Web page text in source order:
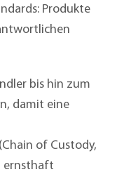
Produkte
bis hin zum
damit eine
of Custody,
ernsthaft